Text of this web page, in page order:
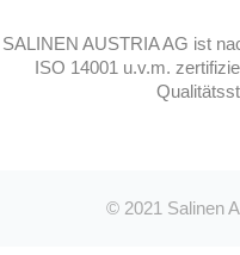
SALINEN AUSTRIA AG ist
ISO 14001 u.v.m.
© 2021 Salinen